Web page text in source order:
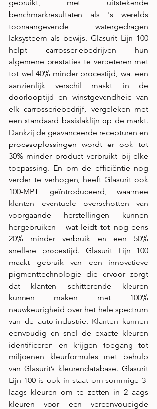
gebruikt, met uitstekende
benchmarkresultaten als 's werelds
toonaangevende watergedragen
laksysteem als bewijs. Glasurit Lijn 100
helpt carrosseriebedrijven hun
algemene prestaties te verbeteren met
tot wel 40% minder procestijd, wat een
aanzienlijk verschil maakt in de
doorlooptijd en winstgevendheid van
elk carrosseriebedrijf, vergeleken met
een standaard basislaklijn op de markt.
Dankzij de geavanceerde recepturen en
procesoplossingen wordt er ook tot
30% minder product verbruikt bij elke
toepassing. En om de efficiëntie nog
verder te verhogen, heeft Glasurit ook
100-MPT geïntroduceerd, waarmee
klanten eventuele overschotten van
voorgaande herstellingen kunnen
hergebruiken - wat leidt tot nog eens
20% minder verbruik en een 50%
snellere procestijd. Glasurit Lijn 100
maakt gebruik van een innovatieve
pigmenttechnologie die ervoor zorgt
dat klanten schitterende kleuren
kunnen maken met 100%
nauwkeurigheid over het hele spectrum
van de auto-industrie. Klanten kunnen
eenvoudig en snel de exacte kleuren
identificeren en krijgen toegang tot
miljoenen kleurformules met behulp
van Glasurit’s kleurendatabase. Glasurit
Lijn 100 is ook in staat om sommige 3-
laags kleuren om te zetten in 2-laags
kleuren voor een vereenvoudigde